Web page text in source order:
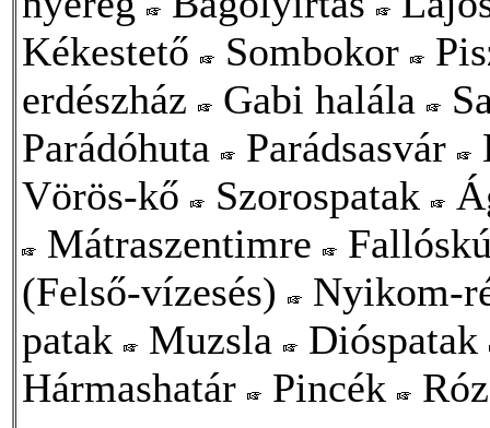
Kékestető
Sombokor
erdészház
Gabi halála
Parádóhuta
Parádsasvár
Vörös-kő
Szorospatak
Mátraszentimre
(Felső-vízesés)
Nyikom-
patak
Muzsla
Dióspatak
Hármashatár
Pincék